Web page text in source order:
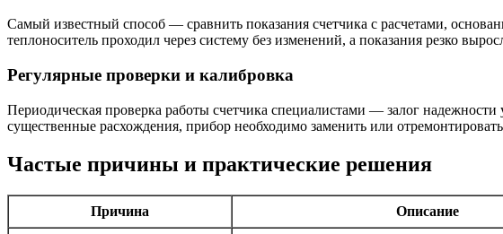
Самый известный способ — сравнить показания счетчика с расчетами,
теплоноситель проходил через систему без изменений, а показания резко
Регулярные проверки и калибровка
Периодическая проверка работы счетчика специалистами — залог
существенные расхождения, прибор необходимо заменить или
Частые причины и практические решения
Причина Описание